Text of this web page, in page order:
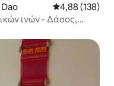
Μέση
4,88 (138)
ινών - Δάσος,